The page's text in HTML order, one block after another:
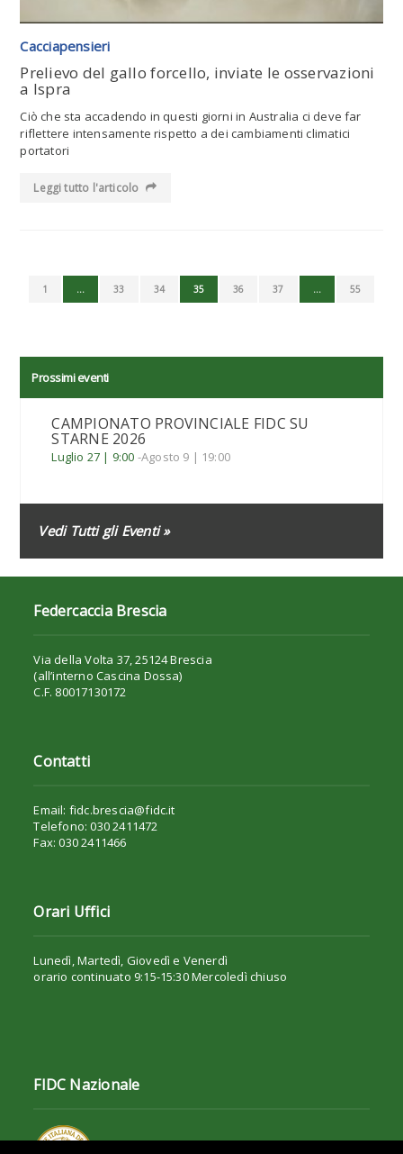
Cacciapensieri
Prelievo del gallo forcello, inviate le osservazioni
a Ispra
Ciò che sta accadendo in questi giorni in Australia ci deve far
riflettere intensamente rispetto a dei cambiamenti climatici
portatori
Leggi tutto l'articolo
1 … 33 34 35 36 37 … 55
Prossimi eventi
CAMPIONATO PROVINCIALE FIDC SU
STARNE 2026
Luglio 27 | 9:00 -Agosto 9 | 19:00
Vedi Tutti gli Eventi »
Federcaccia Brescia
Via della Volta 37, 25124 Brescia
(all’interno Cascina Dossa)
C.F. 80017130172
Contatti
Email: fidc.brescia@fidc.it
Telefono: 030 2411472
Fax: 030 2411466
Orari Uffici
Lunedì, Martedì, Giovedì e Venerdì
orario continuato 9:15-15:30 Mercoledì chiuso
FIDC Nazionale